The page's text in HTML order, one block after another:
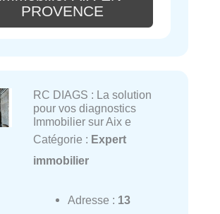
PROVENCE
RC DIAGS : La solution
pour vos diagnostics
Immobilier sur Aix e
Catégorie : Expert
immobilier
Adresse : 13